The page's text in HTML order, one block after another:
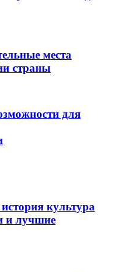
места
страны
для
культура
и лучшие